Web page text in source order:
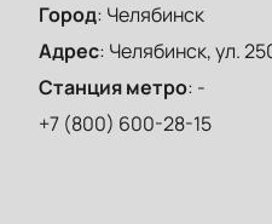
Город: Челябинск
Адрес: Челябинск, ул.
Станция метро: -
+7 (800) 600-28-15